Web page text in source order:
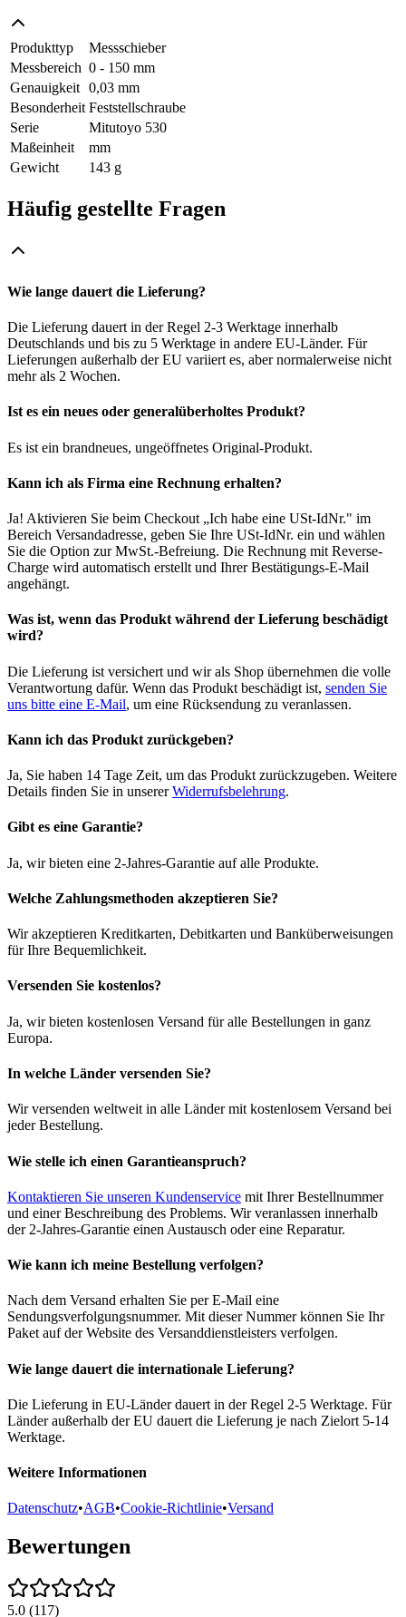
Produkttyp
Messschieber
Messbereich 0 - 150 mm
Genauigkeit 0,03 mm
Besonderheit Feststellschraube
Serie
Mitutoyo 530
Maßeinheit
mm
Gewicht
143 g
Häufig gestellte Fragen
Wie lange dauert die Lieferung?
Die Lieferung dauert in der Regel 2-3 Werktage innerhalb
Deutschlands und bis zu 5 Werktage in andere EU-Länder. Für
Lieferungen außerhalb der EU variiert es, aber normalerweise nicht
mehr als 2 Wochen.
Ist es ein neues oder generalüberholtes Produkt?
Es ist ein brandneues, ungeöffnetes Original-Produkt.
Kann ich als Firma eine Rechnung erhalten?
Ja! Aktivieren Sie beim Checkout „Ich habe eine USt-IdNr." im
Bereich Versandadresse, geben Sie Ihre USt-IdNr. ein und wählen
Sie die Option zur MwSt.-Befreiung. Die Rechnung mit Reverse-
Charge wird automatisch erstellt und Ihrer Bestätigungs-E-Mail
angehängt.
Was ist, wenn das Produkt während der Lieferung beschädigt
wird?
Die Lieferung ist versichert und wir als Shop übernehmen die volle
Verantwortung dafür. Wenn das Produkt beschädigt ist, senden Sie
uns bitte eine E-Mail, um eine Rücksendung zu veranlassen.
Kann ich das Produkt zurückgeben?
Ja, Sie haben 14 Tage Zeit, um das Produkt zurückzugeben. Weitere
Details finden Sie in unsererWiderrufsbelehrung.
Gibt es eine Garantie?
Ja, wir bieten eine 2-Jahres-Garantie auf alle Produkte.
Welche Zahlungsmethoden akzeptieren Sie?
Wir akzeptieren Kreditkarten, Debitkarten und Banküberweisungen
für Ihre Bequemlichkeit.
Versenden Sie kostenlos?
Ja, wir bieten kostenlosen Versand für alle Bestellungen in ganz
Europa.
In welche Länder versenden Sie?
Wir versenden weltweit in alle Länder mit kostenlosem Versand bei
jeder Bestellung.
Wie stelle ich einen Garantieanspruch?
Kontaktieren Sie unseren Kundenservice mit Ihrer Bestellnummer
und einer Beschreibung des Problems. Wir veranlassen innerhalb
der 2-Jahres-Garantie einen Austausch oder eine Reparatur.
Wie kann ich meine Bestellung verfolgen?
Nach dem Versand erhalten Sie per E-Mail eine
Sendungsverfolgungsnummer. Mit dieser Nummer können Sie Ihr
Paket auf der Website des Versanddienstleisters verfolgen.
Wie lange dauert die internationale Lieferung?
Die Lieferung in EU-Länder dauert in der Regel 2-5 Werktage. Für
Länder außerhalb der EU dauert die Lieferung je nach Zielort 5-14
Werktage.
Weitere Informationen
Datenschutz•AGB•Cookie-Richtlinie•Versand
Bewertungen
5.0 (117)